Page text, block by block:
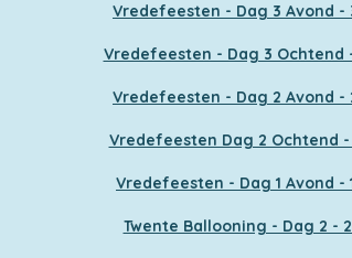
Vredefeesten - Dag 3 Avond -
Vredefeesten - Dag 3 Ochtend
Vredefeesten - Dag 2 Avond -
Vredefeesten Dag 2 Ochtend
Vredefeesten - Dag 1 Avond -
Twente Ballooning - Dag 2 -